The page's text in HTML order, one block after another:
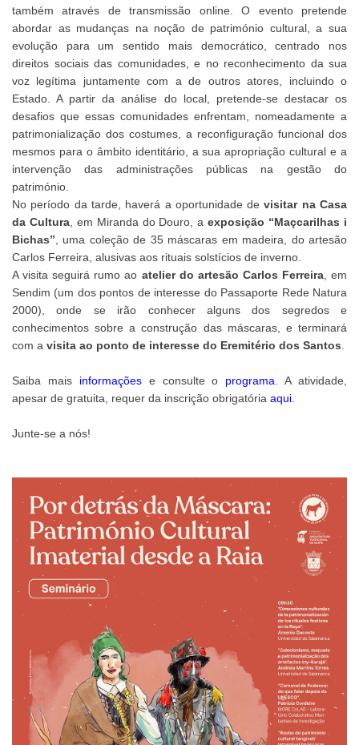
também através de transmissão online. O evento pretende
abordar as mudanças na noção de património cultural, a sua
evolução para um sentido mais democrático, centrado nos
direitos sociais das comunidades, e no reconhecimento da sua
voz legítima juntamente com a de outros atores, incluindo o
Estado. A partir da análise do local, pretende-se destacar os
desafios que essas comunidades enfrentam, nomeadamente a
patrimonialização dos costumes, a reconfiguração funcional dos
mesmos para o âmbito identitário, a sua apropriação cultural e a
intervenção das administrações públicas na gestão do
património.
No período da tarde, haverá a oportunidade devisitar na Casa
da Cultura, em Miranda do Douro, aexposição “Maçcarilhas i
Bichas” , uma coleção de 35 máscaras em madeira, do artesão
Carlos Ferreira, alusivas aos rituais solstícios de inverno.
A visita seguirá rumo ao atelier do artesão Carlos Ferreira, em
Sendim (um dos pontos de interesse do Passaporte Rede Natura
2000), onde se irão conhecer alguns dos segredos e
conhecimentos sobre a construção das máscaras, e terminará
com a visita ao ponto de interesse do Eremitério dos Santos
Saiba mais informaçõese consulte o programa . A atividade,
apesar de gratuita, requer da inscrição obrigatória aqui
Junte-se a nós!